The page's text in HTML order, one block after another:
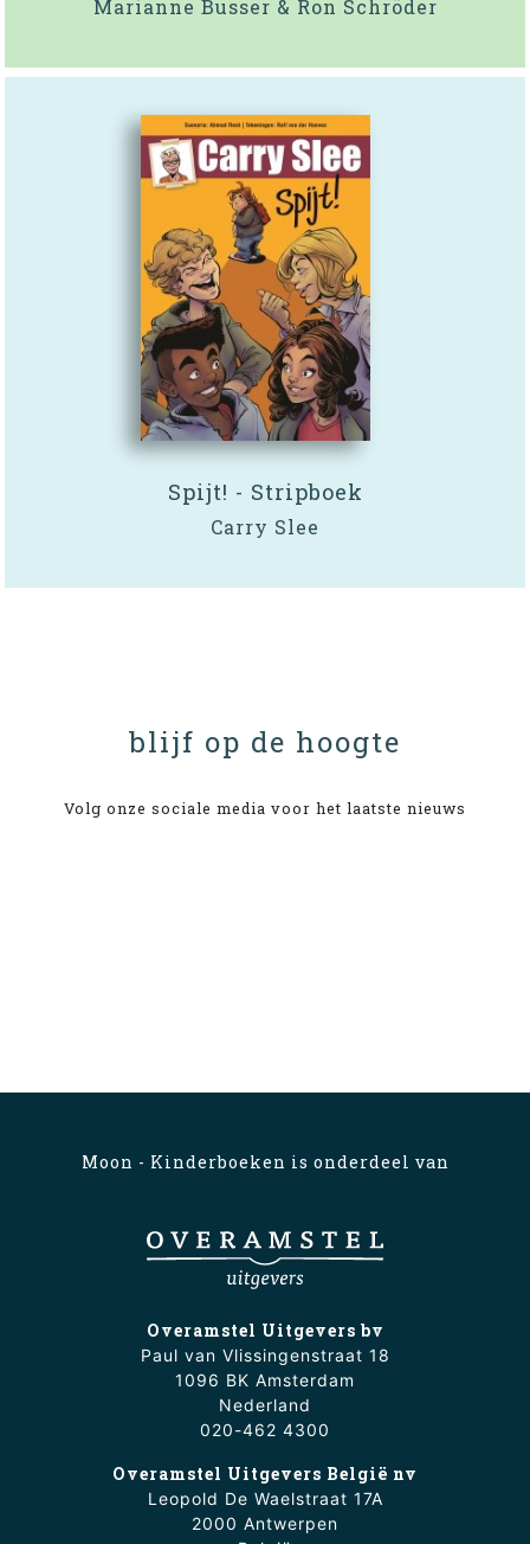
Marianne Busser & Ron Schröder
Spijt! - Stripboek
Carry Slee
blijf op de hoogte
Volg onze sociale media voor het laatste nieuws
Moon - Kinderboeken is onderdeel van
Overamstel Uitgevers bv
Paul van Vlissingenstraat 18
1096 BK Amsterdam
Nederland
020-462 4300
Overamstel Uitgevers België nv
Leopold De Waelstraat 17A
2000 Antwerpen